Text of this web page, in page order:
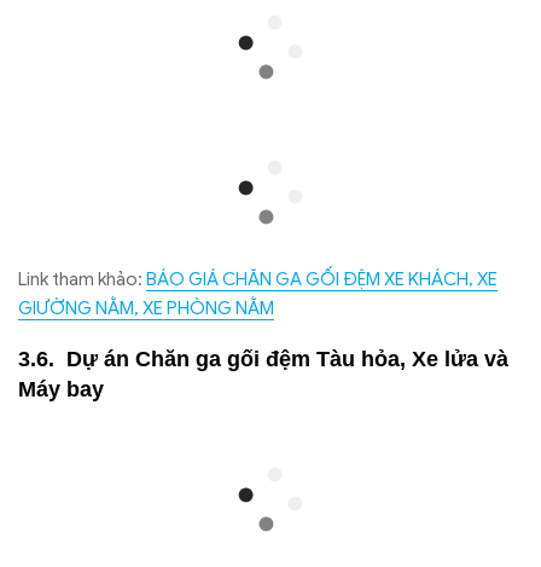
Link tham khảo: BÁO GIÁ CHĂN GA GỐI ĐỆM XE KHÁCH, XE
GIƯỜNG NẰM, XE PHÒNG NẰM
Dự án Chăn ga gối đệm Tàu hỏa, Xe lửa và
Máy bay